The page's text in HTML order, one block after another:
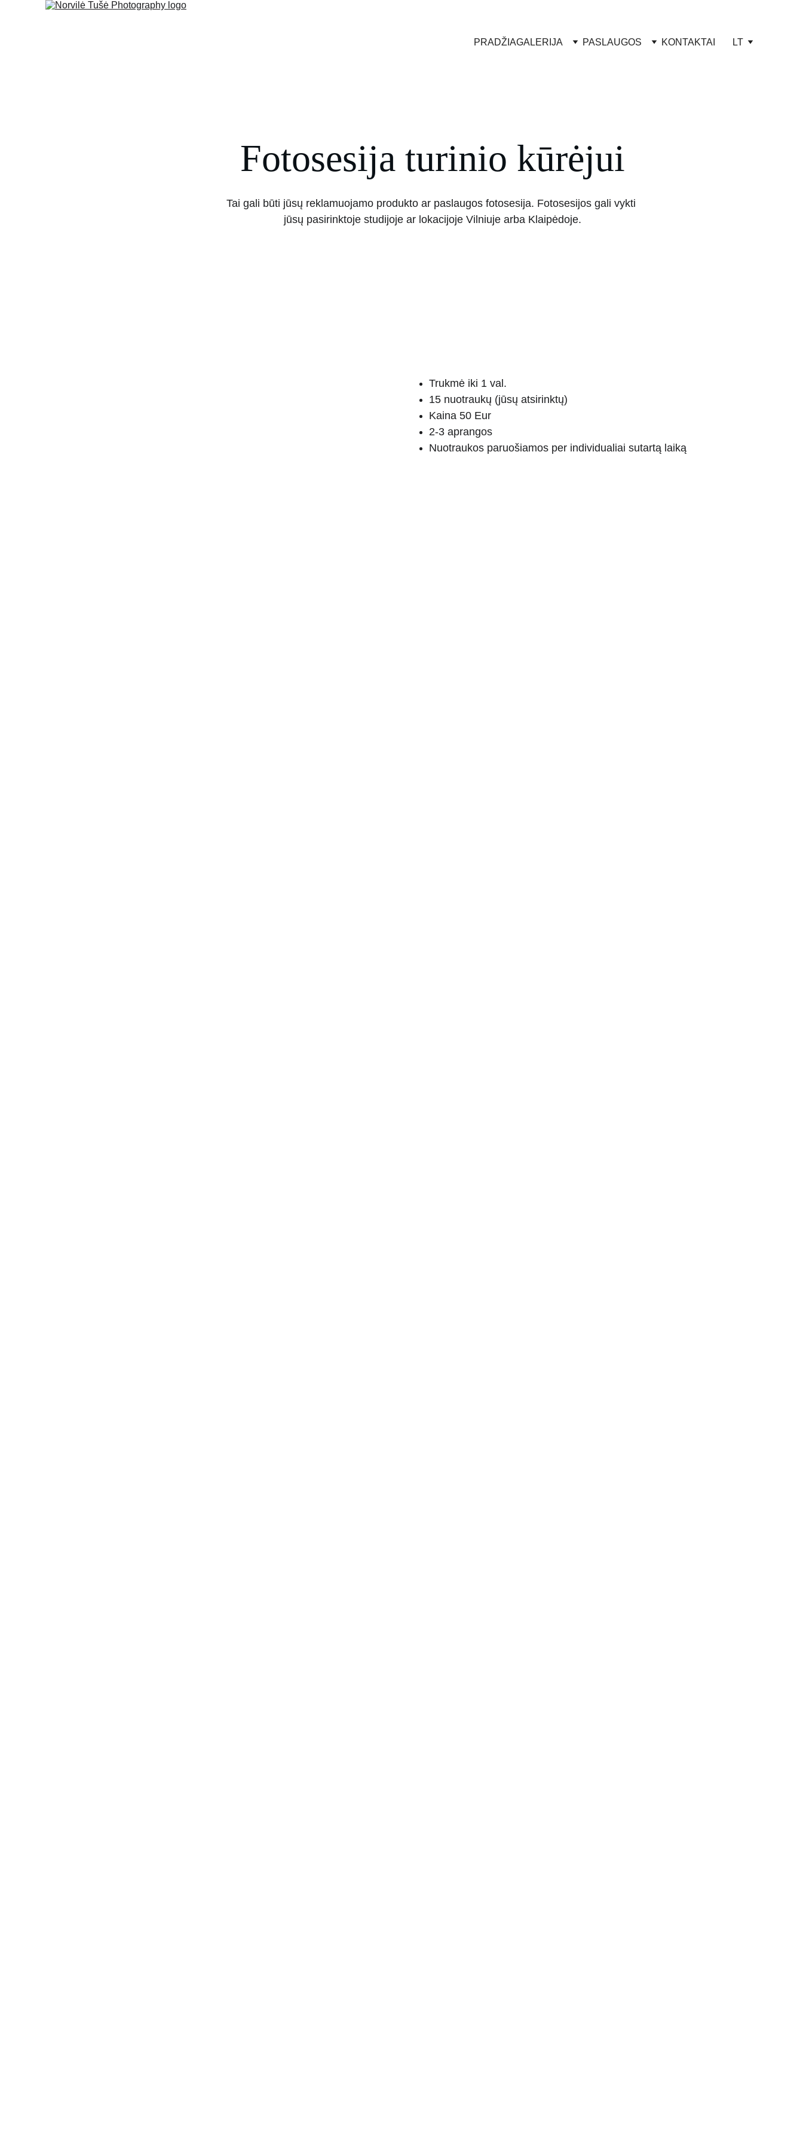
PRADŽIAGALERIJA PASLAUGOS KONTAKTAI LT
Fotosesija turinio kūrėjui
Tai gali būti jūsų reklamuojamo produkto ar paslaugos fotosesija. Fotosesijos gali vykti
jūsų pasirinktoje studijoje ar lokacijoje Vilniuje arba Klaipėdoje.
Trukmė iki 1 val.
15 nuotraukų (jūsų atsirinktų)
Kaina 50 Eur
2-3 aprangos
Nuotraukos paruošiamos per individualiai sutartą laiką